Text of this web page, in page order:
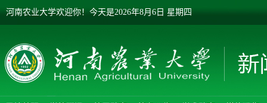
河南农业大学欢迎你！ 今天是2026年8月6日 星期四